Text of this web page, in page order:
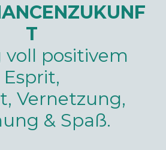
T
voll positivem
Esprit,
Vernetzung,
& Spaß.